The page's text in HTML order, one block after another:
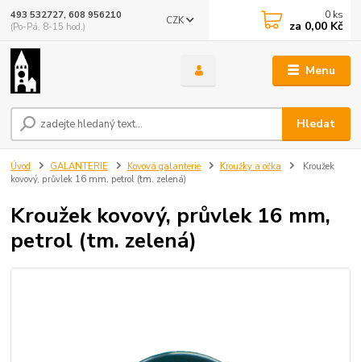
Menu
CZK
Hledat
493 532727, 608 956210
(Po-Pá, 8-15 hod.)
0 ks
za 0,00 Kč
Úvod GALANTERIE Kovová galanterie Kroužky a očka
Kroužek
kovový, průvlek 16 mm, petrol (tm. zelená)
Kroužek kovový, průvlek 16 mm,
petrol (tm. zelená)